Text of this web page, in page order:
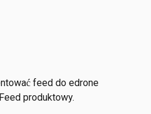
feed do edrone
produktowy.